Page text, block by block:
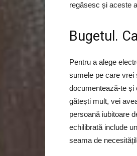
regăsesc și aceste
Bugetul.
Pentru a alege
sumele pe care vrei
documentează-te și
gătești mult, vei
persoană iubitoare
echilibrată include
seama de